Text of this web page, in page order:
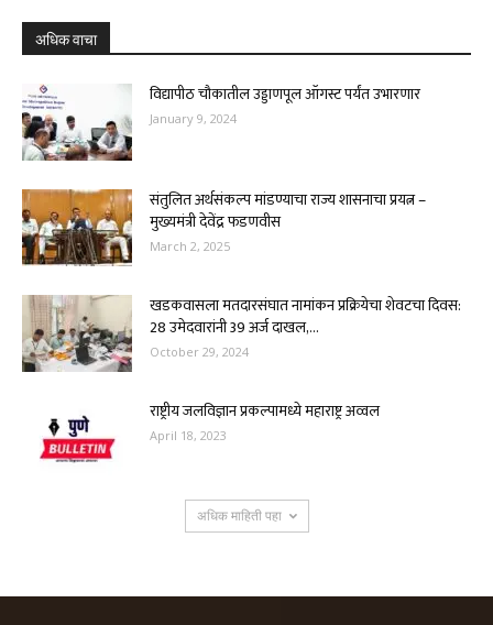
अधिक वाचा
विद्यापीठ चौकातील उड्डाणपूल ऑगस्ट पर्यंत उभारणार
January 9, 2024
संतुलित अर्थसंकल्प मांडण्याचा राज्य शासनाचा प्रयत्न –
मुख्यमंत्री देवेंद्र फडणवीस
March 2, 2025
खडकवासला मतदारसंघात नामांकन प्रक्रियेचा शेवटचा दिवस:
28 उमेदवारांनी 39 अर्ज दाखल,...
October 29, 2024
राष्ट्रीय जलविज्ञान प्रकल्पामध्ये महाराष्ट्र अव्वल
April 18, 2023
अधिक माहिती पहा